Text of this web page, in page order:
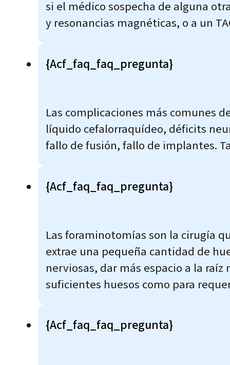
si el médico sospecha de alguna
y resonancias magnéticas, o a un
{acf_faq_faq_pregunta}
Las complicaciones más comunes
líquido cefalorraquídeo, déficits
fallo de fusión, fallo de implantes.
{acf_faq_faq_pregunta}
Las foraminotomías son la cirugía
extrae una pequeña cantidad de
nerviosas, dar más espacio a la
suficientes huesos como para
{acf_faq_faq_pregunta}